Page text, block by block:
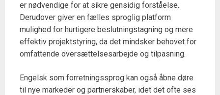
er nødvendige for at sikre gensidig forståelse.
Derudover giver en fælles sproglig platform
mulighed for hurtigere beslutningstagning og mere
effektiv projektstyring, da det mindsker behovet for
omfattende oversættelsesarbejde og tilpasning.
Engelsk som forretningssprog kan også åbne døre
til nye markeder og partnerskaber, idet det ofte ses